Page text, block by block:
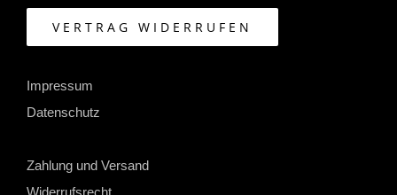
VERTRAG WIDERRUFEN
Impressum
Datenschutz
Zahlung und Versand
Widerrufsrecht